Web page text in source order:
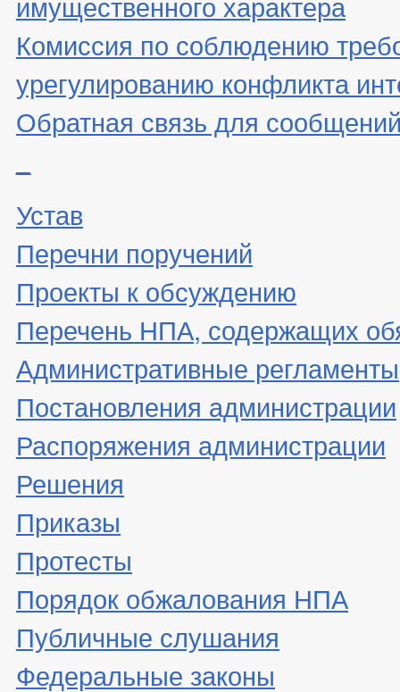
Комиссия по соблюдению
урегулированию конфликта
Обратная связь для
Устав
Перечни поручений
Проекты к обсуждению
Перечень НПА, содержащих
Административные регламенты
Постановления администрации
Распоряжения администрации
Решения
Приказы
Протесты
Порядок обжалования НПА
Публичные слушания
Федеральные законы